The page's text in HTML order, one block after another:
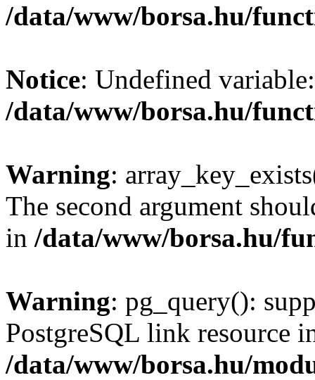
/data/www/borsa.hu/
Notice: Undefined
/data/www/borsa.hu/
Warning:
The second argument
in /data/www/borsa.hu/
Warning: pg_query():
PostgreSQL link resource
/data/www/borsa.hu/